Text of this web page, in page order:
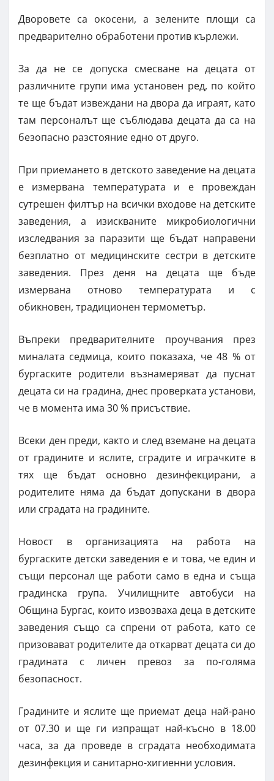
Дворовете са окосени, а зелените площи са
предварително обработени против кърлежи.
За да не се допуска смесване на децата от
различните групи има установен ред, по който
те ще бъдат извеждани на двора да играят, като
там персоналът ще съблюдава децата да са на
безопасно разстояние едно от друго.
При приемането в детското заведение на децата
е измервана температурата и е провеждан
сутрешен филтър на всички входове на детските
заведения, а изискваните микробиологични
изследвания за паразити ще бъдат направени
безплатно от медицинските сестри в детските
заведения. През деня на децата ще бъде
измервана отново температурата и с
обикновен, традиционен термометър.
Въпреки предварителните проучвания през
миналата седмица, които показаха, че 48 % от
бургаските родители възнамеряват да пуснат
децата си на градина, днес проверката установи,
че в момента има 30 % присъствие.
Всеки ден преди, както и след вземане на децата
от градините и яслите, сградите и играчките в
тях ще бъдат основно дезинфекцирани, а
родителите няма да бъдат допускани в двора
или сградата на градините.
Новост в организацията на работа на
бургаските детски заведения е и това, че един и
същи персонал ще работи само в една и съща
градинска група. Училищните автобуси на
Община Бургас, които извозваха деца в детските
заведения също са спрени от работа, като се
призовават родителите да откарват децата си до
градината с личен превоз за по-голяма
безопасност.
Градините и яслите ще приемат деца най-рано
от 07.30 и ще ги изпращат най-късно в 18.00
часа, за да проведе в сградата необходимата
дезинфекция и санитарно-хигиенни условия.